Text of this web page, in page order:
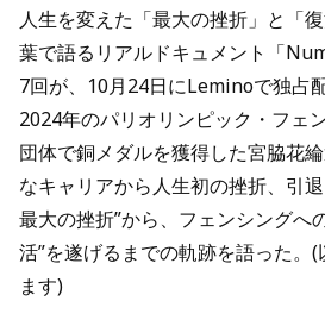
人生を変えた「最大の挫折」と「
葉で語るリアルドキュメント「
7回が、10月24日にLeminoで独占
2024年のパリオリンピック・フェ
団体で銅メダルを獲得した宮脇花
なキャリアから人生初の挫折、引
最大の挫折”から、フェンシングへ
活”を遂げるまでの軌跡を語った。
ます)